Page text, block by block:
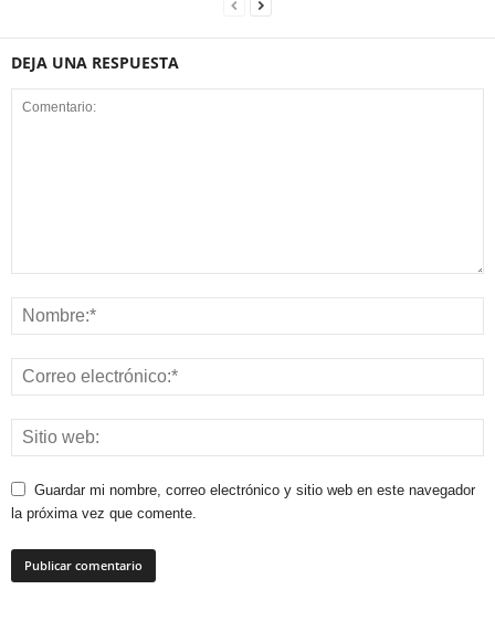
DEJA UNA RESPUESTA
Guardar mi nombre, correo electrónico y sitio web en este navegador
la próxima vez que comente.